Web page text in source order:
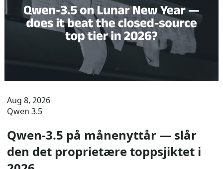
Aug 8, 2026
Qwen 3.5
Qwen-3.5 på månenyttår — slår
den det proprietære toppsjiktet i